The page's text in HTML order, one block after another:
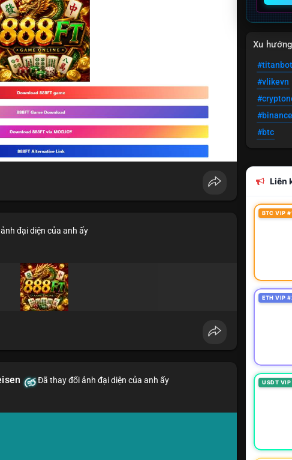
đại diện của anh ấy
Đã thay đổi ảnh đại diện của anh ấy
Xu
#titanbot
#vlikevn
#btc
Liên
BTC VIP
ETH VIP
USDT